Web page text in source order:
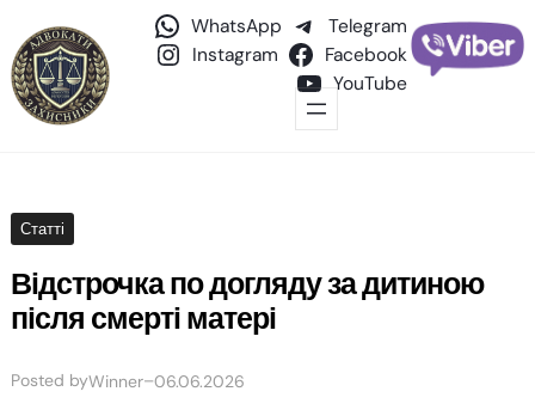
WhatsApp
Telegram
Instagram
Facebook
YouTube
Статті
Відстрочка по догляду за дитиною
після смерті матері
Posted byWinner–06.06.2026